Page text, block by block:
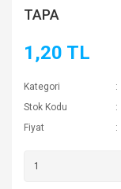
TAPA
1,20 TL
Kategori
Stok Kodu
Fiyat